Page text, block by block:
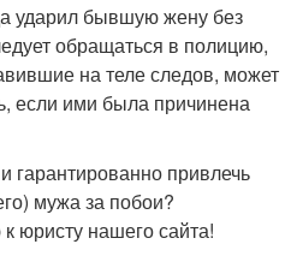
ударил бывшую жену без
обращаться в полицию,
на теле следов, может
если ими была причинена
гарантированно привлечь
мужа за побои?
юристу нашего сайта!